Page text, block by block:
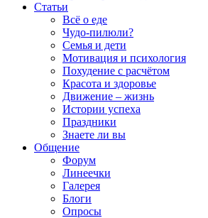
Статьи
Всё о еде
Чудо-пилюли?
Семья и дети
Мотивация и психология
Похудение с расчётом
Красота и здоровье
Движение – жизнь
Истории успеха
Праздники
Знаете ли вы
Общение
Форум
Линеечки
Галерея
Блоги
Опросы